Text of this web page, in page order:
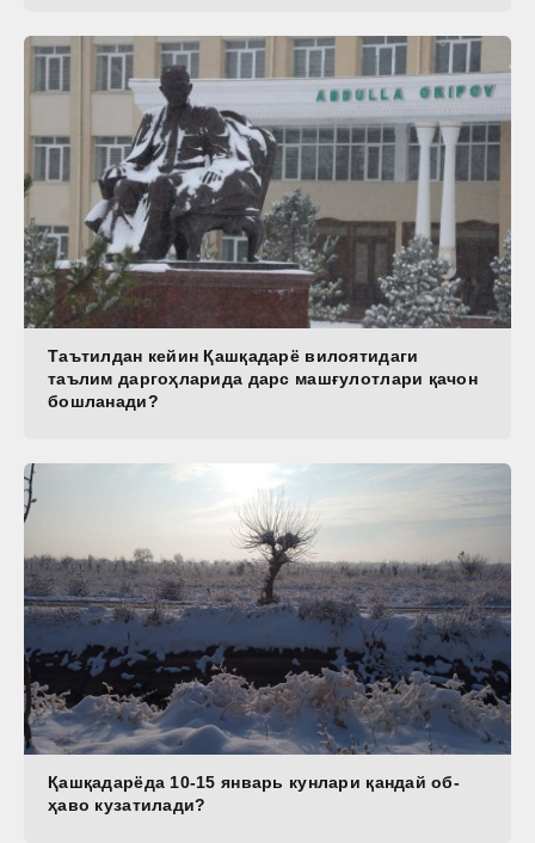
Таътилдан кейин Қашқадарё вилоятидаги
таълим даргоҳларида дарс машғулотлари қачон
бошланади?
Қашқадарёда 10-15 январь кунлари қандай об-
ҳаво кузатилади?